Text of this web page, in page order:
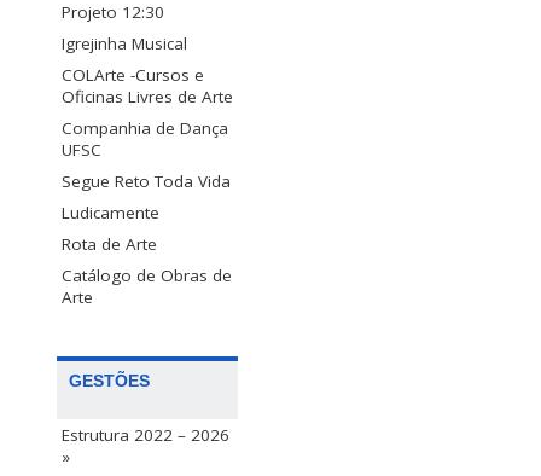
Projeto 12:30
Igrejinha Musical
COLArte -Cursos e
Oficinas Livres de Arte
Companhia de Dança
UFSC
Segue Reto Toda Vida
Ludicamente
Rota de Arte
Catálogo de Obras de
Arte
GESTÕES
Estrutura 2022 – 2026
»